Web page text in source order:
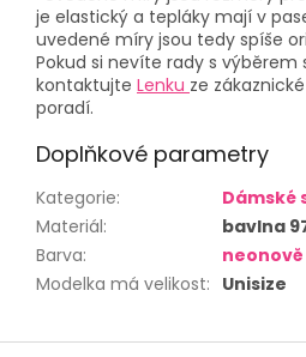
je elastický a tepláky mají v
uvedené míry jsou tedy spíše
Pokud si nevíte rady s výběrem
kontaktujte Lenku ze
poradí.
Doplňkové parametry
Kategorie:
Materiál:
bavlna
Barva:
Modelka má velikost: Unisize